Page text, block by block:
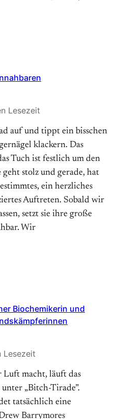
Lesezeit
auf und tippt ein bisschen
klackern. Das
Tuch ist festlich um den
stolz und gerade, hat
ein herzliches
Auftreten. Sobald wir
setzt sie ihre große
Wir
Biochemikerin und
Lesezeit
Luft macht, läuft das
„Bitch-Tirade”.
tatsächlich eine
Barrymores